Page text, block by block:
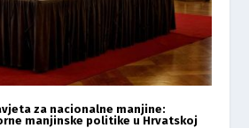
za nacionalne manjine:
manjinske politike u Hrvatskoj